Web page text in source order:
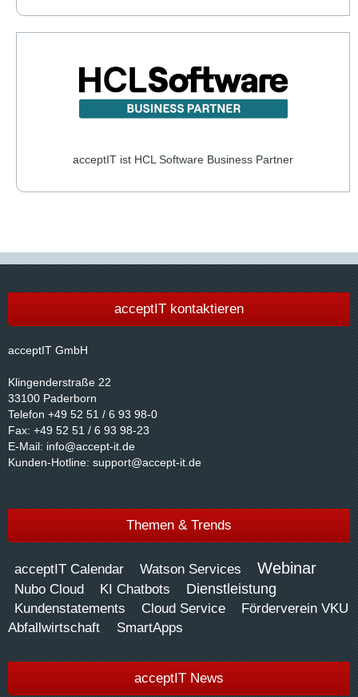
acceptIT ist HCL Software Business Partner
acceptIT kontaktieren
acceptIT GmbH
Klingenderstraße 22
33100 Paderborn
Telefon +49 52 51 / 6 93 98-0
Fax: +49 52 51 / 6 93 98-23
E-Mail: info@accept-it.de
Kunden-Hotline: support@accept-it.de
Themen & Trends
acceptIT Calendar Watson Services Webinar
Nubo Cloud KI Chatbots Dienstleistung
Kundenstatements Cloud Service
Förderverein VKU
Abfallwirtschaft
SmartApps
acceptIT News